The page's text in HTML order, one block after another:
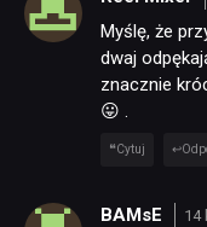
Myślę, że
dwaj
znacznie
😛 .
Cytuj
BAMsE 14